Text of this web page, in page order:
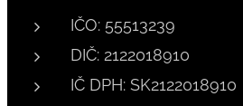
IČO: 55513239
DIČ: 2122018910
IČ DPH: SK2122018910